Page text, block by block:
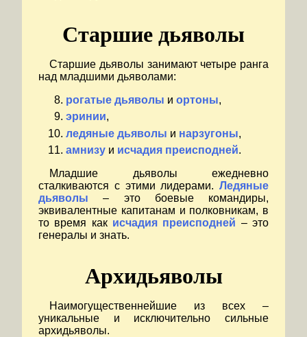
Старшие дьяволы
Старшие дьяволы занимают четыре ранга
над младшими дьяволами:
рогатые дьяволы и ортоны,
эринии,
ледяные дьяволы и нарзугоны,
амнизу и исчадия преисподней.
Младшие дьяволы ежедневно
сталкиваются с этими лидерами. Ледяные
дьяволы – это боевые командиры,
эквивалентные капитанам и полковникам, в
то время как исчадия преисподней – это
генералы и знать.
Архидьяволы
Наимогущественнейшие из всех –
уникальные и исключительно сильные
архидьяволы.